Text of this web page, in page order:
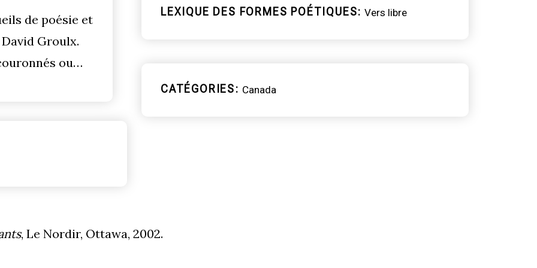
de poésie et
Groulx.
ou…
LEXIQUE DES FORMES POÉTIQUES Vers libre
CATÉGORIES Canada
, Le Nordir, Ottawa, 2002.